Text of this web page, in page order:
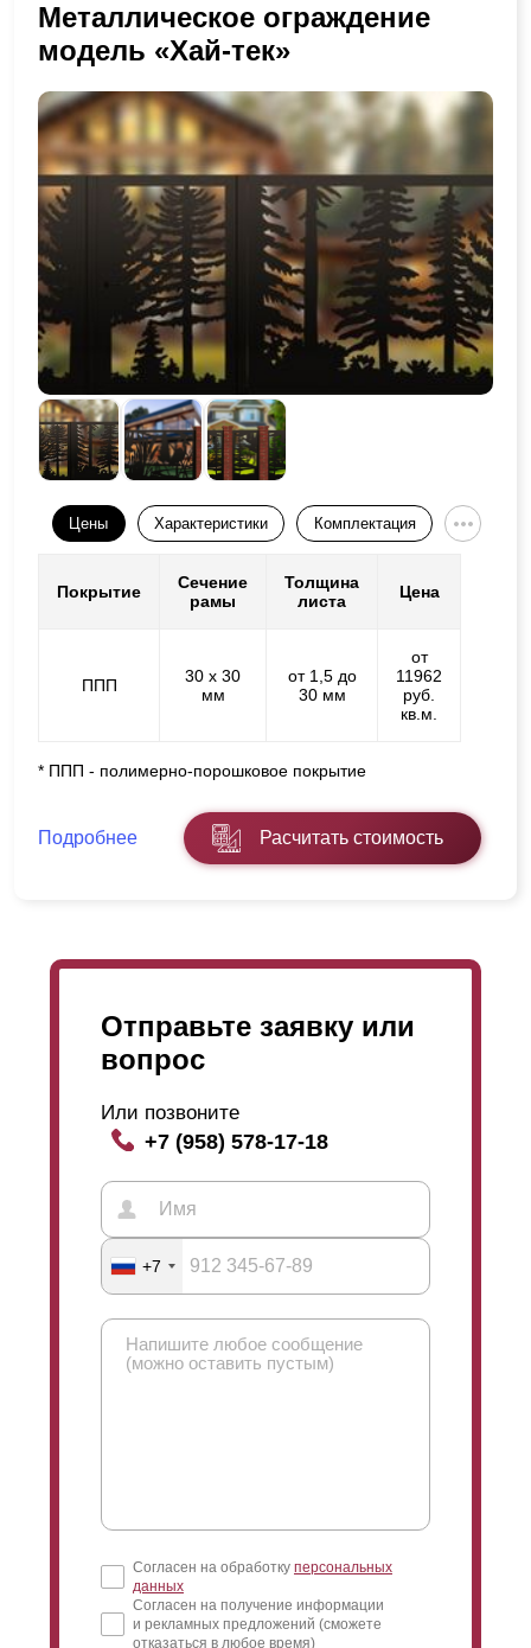
Металлическое ограждение
модель «Хай-тек»
Цены Характеристики Комплектация
Покрытие
Сечение
рамы
Толщина
листа
Цена
ППП
30 х 30
мм
от 1,5 до
30 мм
от
11962
руб.
кв.м.
* ППП - полимерно-порошковое покрытие
Подробнее Расчитать стоимость
Отправьте заявку или
вопрос
Или позвоните
+7 (958) 578-17-18
+7
Согласен на обработку персональных
данных
Согласен на получение информации
и рекламных предложений (сможете
отказаться в любое время)